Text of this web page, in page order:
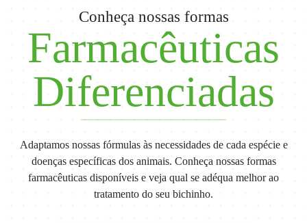
Conheça nossas formas
Farmacêuticas
Diferenciadas
Adaptamos nossas fórmulas às necessidades de cada espécie e
doenças específicas dos animais. Conheça nossas formas
farmacêuticas disponíveis e veja qual se adéqua melhor ao
tratamento do seu bichinho.